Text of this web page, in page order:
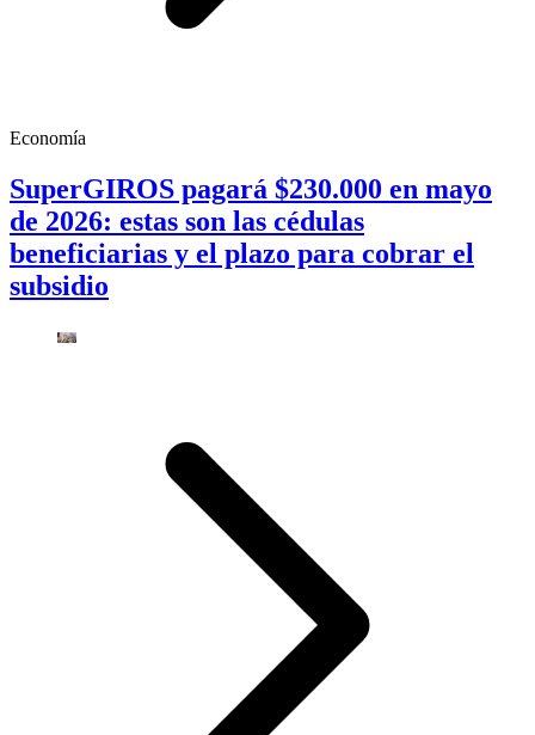
Economía
SuperGIROS pagará $230.000 en mayo
de 2026: estas son las cédulas
beneficiarias y el plazo para cobrar el
subsidio